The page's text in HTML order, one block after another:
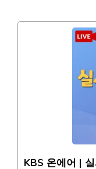
KBS 온에어 |